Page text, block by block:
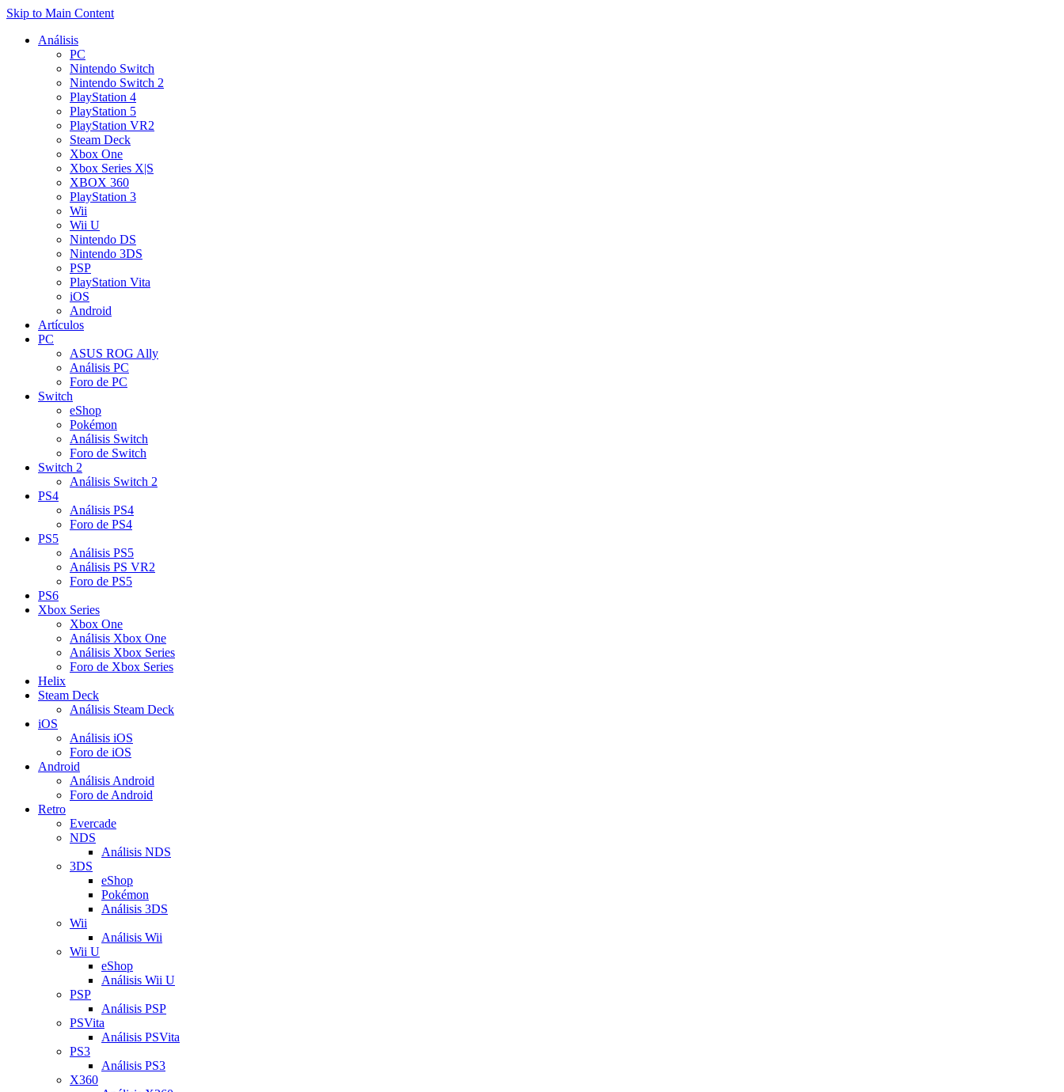
Skip to Main Content
Análisis
PC
Nintendo Switch
Nintendo Switch 2
PlayStation 4
PlayStation 5
PlayStation VR2
Steam Deck
Xbox One
Xbox Series X|S
XBOX 360
PlayStation 3
Wii
Wii U
Nintendo DS
Nintendo 3DS
PSP
PlayStation Vita
iOS
Android
Artículos
PC
ASUS ROG Ally
Análisis PC
Foro de PC
Switch
eShop
Pokémon
Análisis Switch
Foro de Switch
Switch 2
Análisis Switch 2
PS4
Análisis PS4
Foro de PS4
PS5
Análisis PS5
Análisis PS VR2
Foro de PS5
PS6
Xbox Series
Xbox One
Análisis Xbox One
Análisis Xbox Series
Foro de Xbox Series
Helix
Steam Deck
Análisis Steam Deck
iOS
Análisis iOS
Foro de iOS
Android
Análisis Android
Foro de Android
Retro
Evercade
NDS
Análisis NDS
3DS
eShop
Pokémon
Análisis 3DS
Wii
Análisis Wii
Wii U
eShop
Análisis Wii U
PSP
Análisis PSP
PSVita
Análisis PSVita
PS3
Análisis PS3
X360